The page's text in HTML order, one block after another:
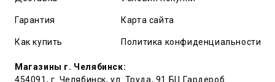
Гарантия
Как купить
Карта сайта
Политика конфиденциальности
Магазины г. Челябинск:
454091, г. Челябинск, ул. Труда, 91 БЦ Гардероб